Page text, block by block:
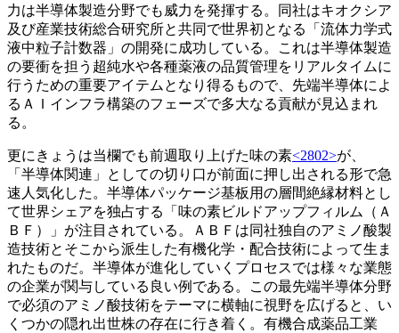
力は半導体製造分野でも威力を発揮する。同社はキオクシア
及び産業技術総合研究所と共同で世界初となる「流体力学式
液中粒子計数器」の開発に成功している。これは半導体製造
の要衝を担う超純水や各種薬液の品質管理をリアルタイムに
行うための重要アイテムとなり得るもので、先端半導体によ
るＡＩインフラ構築のフェーズで多大なる貢献が見込まれ
る。
更にきょうは当欄でも前週取り上げた味の素<2802>が、
「半導体関連」としての切り口が前面に押し出される形で急
速人気化した。半導体パッケージ基板用の層間絶縁材料とし
て世界シェアを独占する「味の素ビルドアップフィルム（Ａ
ＢＦ）」が注目されている。ＡＢＦは同社独自のアミノ酸製
造技術とそこから派生した有機化学・配合技術によって生ま
れたものだ。半導体が進化していくプロセスでは様々な業態
の企業が関与している良い例である。この最先端半導体分野
で必須のアミノ酸技術をテーマに横軸に視野を広げると、い
くつかの隠れ出世株の存在に行き着く。有機合成薬品工業